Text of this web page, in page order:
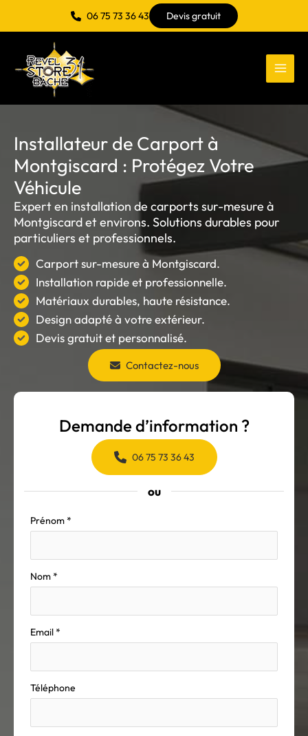
contenu
06 75 73 36 43 Devis gratuit
Installateur de Carport à
Montgiscard : Protégez Votre
Véhicule
Expert en installation de carports sur-mesure à
Montgiscard et environs. Solutions durables pour
particuliers et professionnels.
Carport sur-mesure à Montgiscard.
Installation rapide et professionnelle.
Matériaux durables, haute résistance.
Design adapté à votre extérieur.
Devis gratuit et personnalisé.
Contactez-nous
Demande d’information ?
06 75 73 36 43
ou
Formulaire
simple
Prénom*
Nom*
Email*
Téléphone